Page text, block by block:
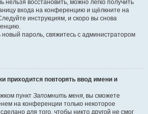
нельзя восстановить, можно легко получить
входа на конференцию и щёлкните на
инструкциям, и скоро вы снова
новый пароль, свяжитесь с администратором
приходится повторять ввод имени и
пункт Запомнить меня, вы сможете
на конференции только некоторое
для того, чтобы никто другой не смог